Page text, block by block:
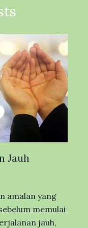
Jauh
amalan yang
memulai
jauh,